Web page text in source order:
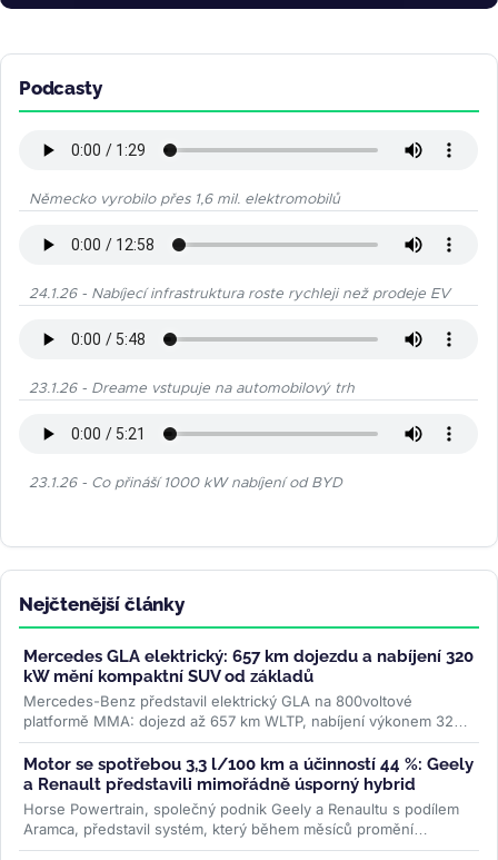
Podcasty
Německo vyrobilo přes 1,6 mil. elektromobilů
24.1.26 - Nabíjecí infrastruktura roste rychleji než prodeje EV
23.1.26 - Dreame vstupuje na automobilový trh
23.1.26 - Co přináší 1000 kW nabíjení od BYD
Nejčtenější články
Mercedes GLA elektrický: 657 km dojezdu a nabíjení 320
kW mění kompaktní SUV od základů
Mercedes-Benz představil elektrický GLA na 800voltové
platformě MMA: dojezd až 657 km WLTP, nabíjení výkonem 320
kW a plnění na 80 % za 22...>>
Motor se spotřebou 3,3 l/100 km a účinností 44 %: Geely
a Renault představili mimořádně úsporný hybrid
Horse Powertrain, společný podnik Geely a Renaultu s podílem
Aramca, představil systém, který během měsíců promění
elektromobilovou...>>